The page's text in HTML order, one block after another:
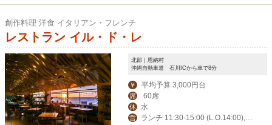
創作料理 洋食 イタリアン・フレンチ
レストラン イル・ド・レ
北部｜恩納村
沖縄自動車道 石川ICから車で8分
￥ 平均予算 3,000円台
席 60席
休 水
営
ランチ 11:30-15:00 (L.O.14:00),デ